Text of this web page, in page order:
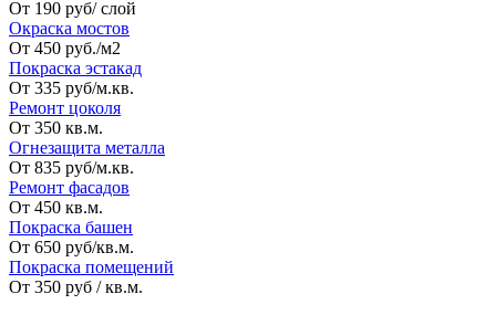
От 190 руб/ слой
Окраска мостов
От 450 руб./м2
Покраска эстакад
От 335 руб/м.кв.
Ремонт цоколя
От 350 кв.м.
Огнезащита металла
От 835 руб/м.кв.
Ремонт фасадов
От 450 кв.м.
Покраска башен
От 650 руб/кв.м.
Покраска помещений
От 350 руб / кв.м.